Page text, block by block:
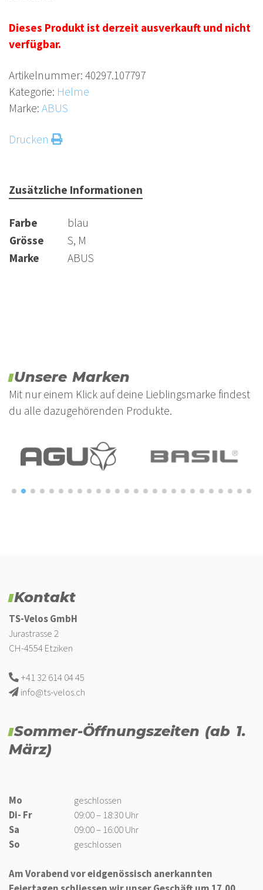
Dieses Produkt ist derzeit ausverkauft und nicht
verfügbar.
Artikelnummer: 40297.107797
Kategorie: Helme
Marke: ABUS
Drucken
Zusätzliche Informationen
Farbe
blau
Grösse
S, M
Marke
ABUS
Unsere Marken
Mit nur einem Klick auf deine Lieblingsmarke findest
du alle dazugehörenden Produkte.
Kontakt
TS-Velos GmbH
Jurastrasse 2
CH-4554 Etziken
+41 32 614 04 45
info@ts-velos.ch
Sommer-Öffnungszeiten (ab 1.
März)
Mo
geschlossen
Di- Fr
09:00 – 18:30 Uhr
Sa
09:00 – 16:00 Uhr
So
geschlossen
Am Vorabend vor eidgenössisch anerkannten